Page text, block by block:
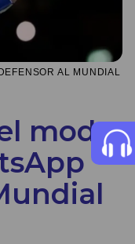
AL MUNDIAL
modo